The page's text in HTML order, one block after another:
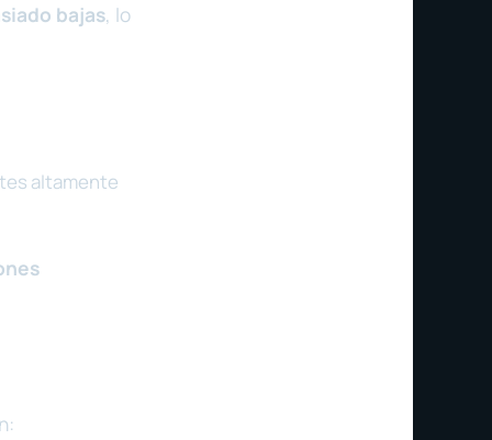
bajas, lo
altamente